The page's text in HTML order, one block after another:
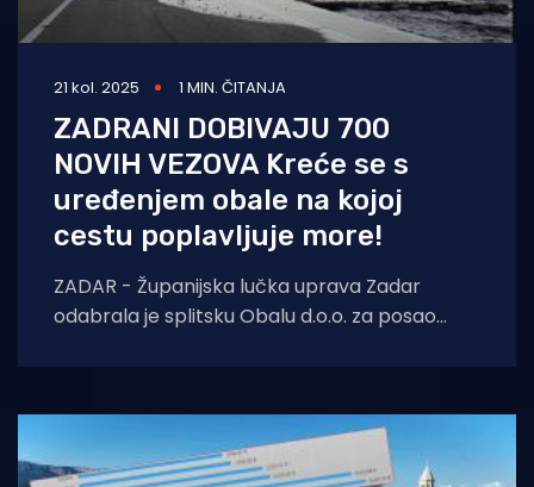
21 kol. 2025 1 MIN. ČITANJA
ZADRANI DOBIVAJU 700
NOVIH VEZOVA Kreće se s
uređenjem obale na kojoj
cestu poplavljuje more!
ZADAR - Županijska lučka uprava Zadar
odabrala je splitsku Obalu d.o.o. za posao